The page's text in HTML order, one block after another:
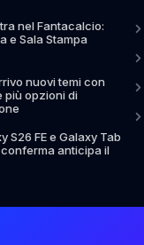
nel Fantacalcio:
e Sala Stampa
nuovi temi con
più opzioni di
S26 FE e Galaxy Tab
conferma anticipa il